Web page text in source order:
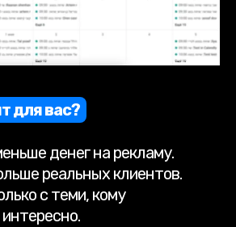
для вас?
денег на рекламу.
реальных клиентов.
с теми, кому